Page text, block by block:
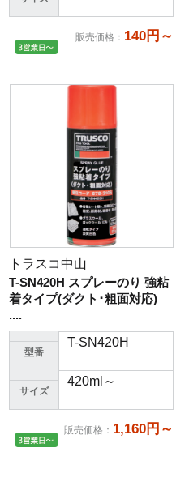
販売価格 ： 140円～
トラスコ中山
T-SN420H スプレーのり 強粘
着タイプ(ダクト･粗面対応)
....
型番
T-SN420H
サイズ
420ml～
販売価格 ： 1,160円～